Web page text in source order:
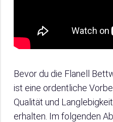
Bevor du die Flanell
ist eine ordentliche
Qualität und
erhalten. Im folgenden